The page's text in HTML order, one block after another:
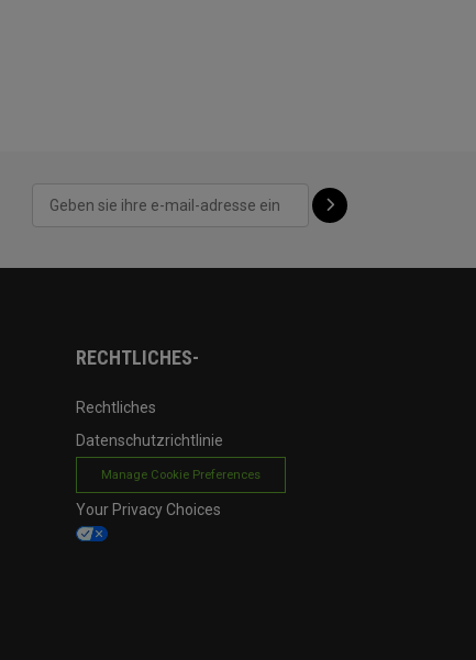
RECHTLICHES-
Rechtliches
Datenschutzrichtlinie
Manage Cookie Preferences
Your Privacy Choices